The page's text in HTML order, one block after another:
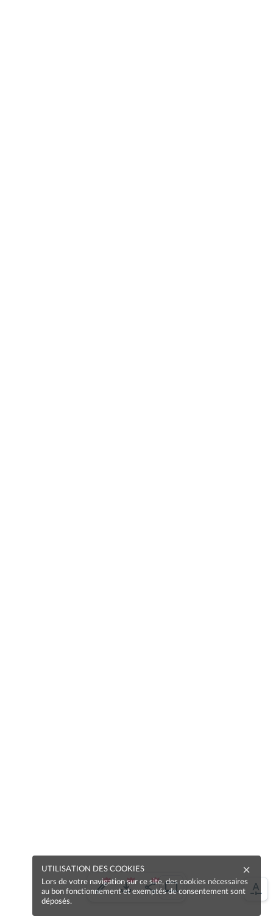
UTILISATION DES COOKIES
Lors de votre navigation sur ce site, des cookies nécessaires
au bon fonctionnement et exemptés de consentement sont
déposés.